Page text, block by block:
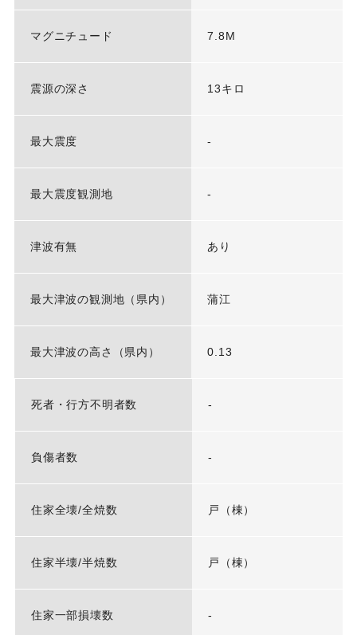
マグニチュード 7.8M
震源の深さ 13キロ
最大震度 -
最大震度観測地 -
津波有無 あり
最大津波の観測地（県内） 蒲江
最大津波の高さ（県内） 0.13
死者・行方不明者数 -
負傷者数 -
住家全壊/全焼数 戸（棟）
住家半壊/半焼数 戸（棟）
住家一部損壊数 -